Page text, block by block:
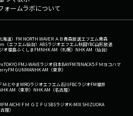
ォームラボについて
道） FM NORTH WAVEＲＡＢ青森放送エフエム青森
（エフエム仙台） ABSラジオエフエム秋田YBC山形放送
オ福島ふくしまFMNHK AM（札幌） NHK AM（仙台）
TOKYO FMJ-WAVEラジオ日本BAYFM78NACK5 ＦＭヨコハマ
FM GUNMANHK AM（東京）
ＦＭとやまMROラジオエフエム石川FBCラジオFM福井
AM（東京） NHK AM（名古屋）
FM AICHI ＦＭ ＧＩＦＵ SBSラジオK-MIX SHIZUOKA
屋）